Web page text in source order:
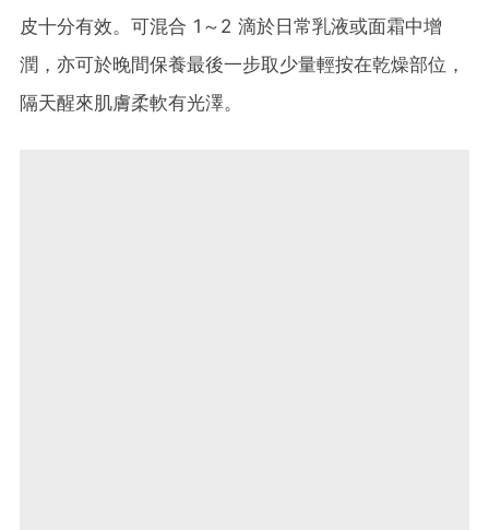
皮十分有效​。可混合 1～2 滴於日常乳液或面霜中增
潤，亦可於晚間保養最後一步取少量輕按在乾燥部位，
隔天醒來肌膚柔軟有光澤。